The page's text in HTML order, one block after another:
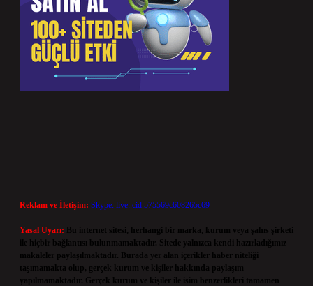
Reklam ve İletişim: Skype: live:.cid.575569c608265c69
Yasal Uyarı:
Bu internet sitesi, herhangi bir marka, kurum veya şahıs şirketi
ile hiçbir bağlantısı bulunmamaktadır. Sitede yalnızca kendi hazırladığımız
makaleler paylaşılmaktadır. Burada yer alan içerikler haber niteliği
taşımamakta olup, gerçek kurum ve kişiler hakkında paylaşım
yapılmamaktadır. Gerçek kurum ve kişiler ile isim benzerlikleri tamamen